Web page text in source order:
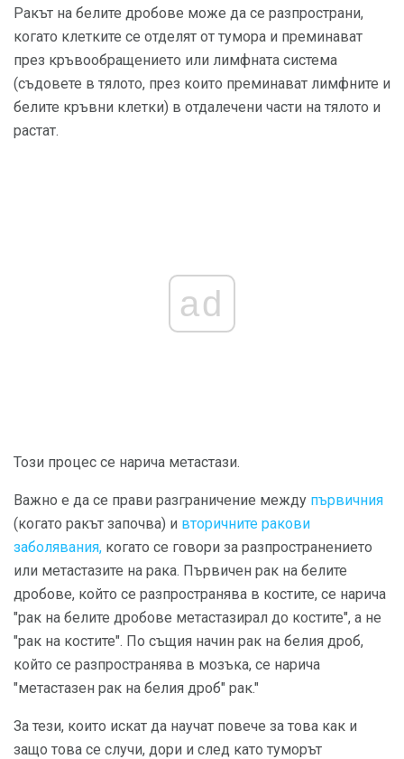
Ракът на белите дробове може да се разпространи,
когато клетките се отделят от тумора и преминават
през кръвообращението или лимфната система
(съдовете в тялото, през които преминават лимфните и
белите кръвни клетки) в отдалечени части на тялото и
растат.
ad
Този процес се нарича метастази.
Важно е да се прави разграничение между първичния
(когато ракът започва) и вторичните ракови
заболявания, когато се говори за разпространението
или метастазите на рака. Първичен рак на белите
дробове, който се разпространява в костите, се нарича
"рак на белите дробове метастазирал до костите", а не
"рак на костите". По същия начин рак на белия дроб,
който се разпространява в мозъка, се нарича
"метастазен рак на белия дроб" рак."
За тези, които искат да научат повече за това как и
защо това се случи, дори и след като туморът